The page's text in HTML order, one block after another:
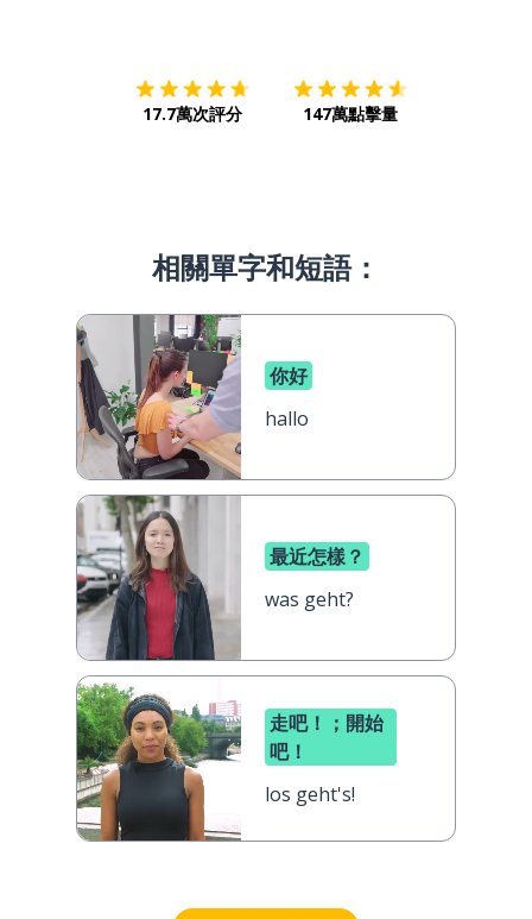
17.7萬次評分 147萬點擊量
相關單字和短語：
你好
hallo
最近怎樣？
was geht?
走吧！；開始
吧！
los geht's!